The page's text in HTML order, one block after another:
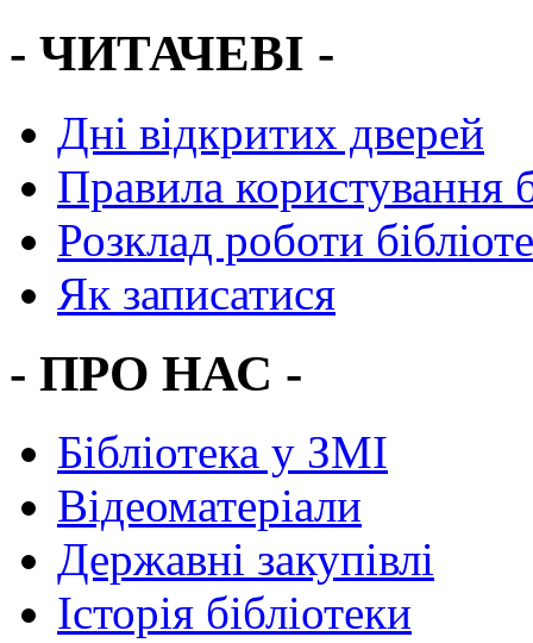
- ЧИТАЧЕВІ -
Дні відкритих дверей
Правила користування
Розклад роботи
Як записатися
- ПРО НАС -
Бібліотека у ЗМІ
Відеоматеріали
Державні закупівлі
Історія бібліотеки